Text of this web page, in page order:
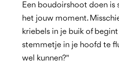
Een boudoirshoot doen is
het jouw moment.
kriebels in je buik of
stemmetje in je hoofd te
wel kunnen?"